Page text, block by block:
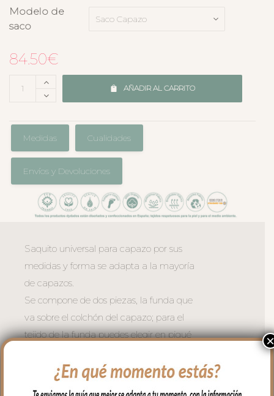
Modelo de
saco
84.50€
AÑADIR AL CARRITO
Medidas Cualidades
Envíos y Devoluciones
Saquito universal para capazo por sus
medidas y forma se adapta a la mayoría
de capazos.
Se compone de dos piezas, la funda que
va sobre el colchón del capazo; para el
tejido de la funda puedes elegir en piqué
borde lleva un volantito que permite
×